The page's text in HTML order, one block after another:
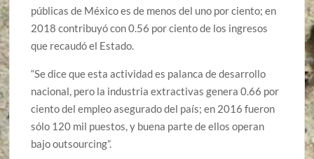
públicas de México es de menos del uno por ciento; en
2018 contribuyó con 0.56 por ciento de los ingresos
que recaudó el Estado.
“Se dice que esta actividad es palanca de desarrollo
nacional, pero la industria extractivas genera 0.66 por
ciento del empleo asegurado del país; en 2016 fueron
sólo 120 mil puestos, y buena parte de ellos operan
bajo outsourcing”.